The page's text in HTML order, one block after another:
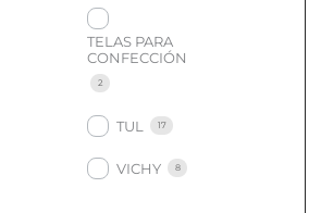
TELAS PARA
CONFECCIÓN
2
TUL 17
VICHY 8